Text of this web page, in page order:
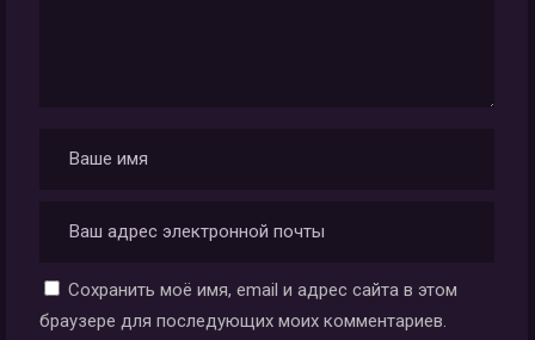
Сохранить моё имя, email и адрес сайта в этом
браузере для последующих моих комментариев.